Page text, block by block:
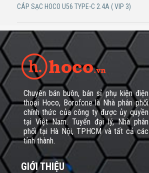
CÁP SẠC HOCO U56 TYPE-C 2.4A ( VIP 3)
Chuyên bán buôn, bán sỉ phụ kiện điện
thoại Hoco, Borofone là Nhà phân phối
chính thức của công ty được ủy quyền
tại Việt Nam. Tuyển đại lý, Nhà phân
phối tại Hà Nội, TPHCM và tất cả các
tỉnh thành.
GIỚI THIỆU